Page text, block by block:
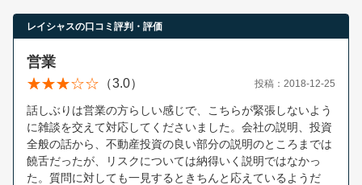
レイシャスの口コミ評判・評価
営業
（3.0） 投稿：2018-12-25
話しぶりは営業の方らしい感じで、こちらが緊張しないよう
に雑談を交えて対応してくださいました。会社の説明、投資
全般の話から、不動産投資の良い部分の説明のところまでは
饒舌だったが、リスクについては納得いく説明ではなかっ
た。質問に対しても一見するときちんと応えているようだ